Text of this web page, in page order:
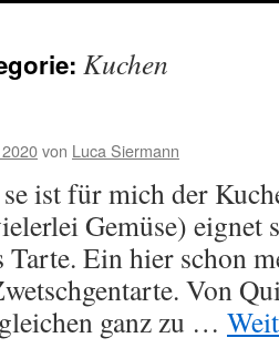
Kuchen
von Luca Siermann
se ist für mich der
Gemüse) eignet
Ein hier schon
Von
ganz zu …